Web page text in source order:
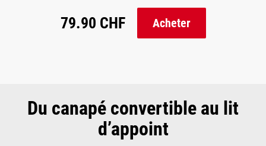
79.90 CHF Acheter
Du canapé convertible au lit
d’appoint